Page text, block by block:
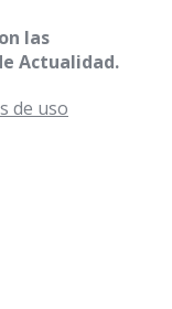
las
Actualidad.
de uso